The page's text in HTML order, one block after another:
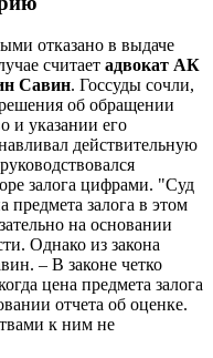
отказано в выдаче
считает адвокат АК
Савин. Госсуды сочли,
об обращении
и указании его
действительную
залога цифрами. "Суд
предмета залога в этом
на основании
Однако из закона
– В законе четко
цена предмета залога
отчета об оценке.
к ним не